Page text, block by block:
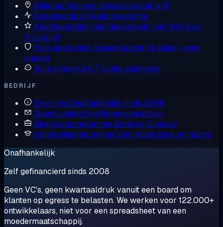
Kijkglas Test ons netwerk vanaf je IP
Servicestatus Realtime uptime
Klantbeoordelingen Beoordeeld met 4,6/5 op
Trustpilot
Niet-goed-geld-teruggarantie14 dagen, geen
vragen
Hulp krijgen 24/7, echte engineers
BEDRIJF
Over ons Onafhankelijk sinds 2008
Neem contact op Neem contact op
BedrijvenprogrammaGroei op Cloudzy
OnderwijsprogrammaVoor onderzoek en teams
Onafhankelijk
Zelf gefinancierd sinds 2008
Geen VC's, geen kwartaaldruk vanuit een board om
klanten op egress te belasten. We werken voor 122.000+
ontwikkelaars, niet voor een spreadsheet van een
moedermaatschappij.